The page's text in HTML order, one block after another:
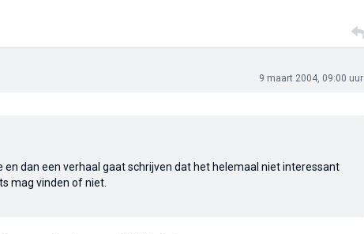
9 maart 2004, 09:00 uur
dan een verhaal gaat schrijven dat het helemaal niet interessant
mag vinden of niet.